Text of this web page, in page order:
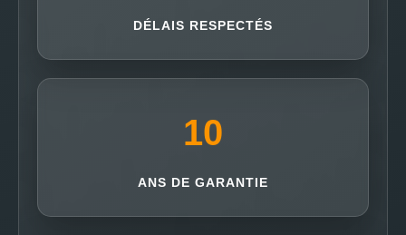
DÉLAIS RESPECTÉS
10
ANS DE GARANTIE